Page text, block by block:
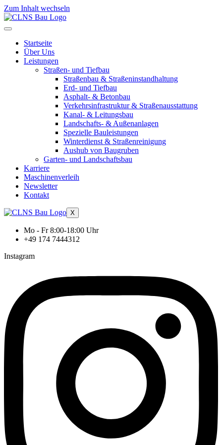
Zum Inhalt wechseln
Startseite
Über Uns
Leistungen
Straßen- und Tiefbau
Straßenbau & Straßeninstandhaltung
Erd- und Tiefbau
Asphalt- & Betonbau
Verkehrsinfrastruktur & Straßenausstattung
Kanal- & Leitungsbau
Landschafts- & Außenanlagen
Spezielle Bauleistungen
Winterdienst & Straßenreinigung
Aushub von Baugruben
Garten- und Landschaftsbau
Karriere
Maschinenverleih
Newsletter
Kontakt
X
Mo - Fr 8:00-18:00 Uhr
+49 174 7444312
Instagram